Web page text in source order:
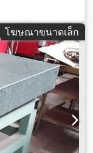
โฆษณาขนาดเล็ก